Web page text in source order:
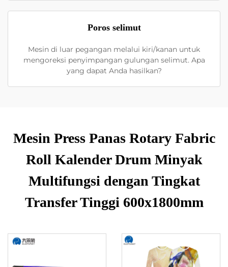
Poros selimut
Mesin di luar pegangan melalui kiri/kanan untuk
mengoreksi penyimpangan gulungan selimut. Apa
yang dapat Anda hasilkan?
Mesin Press Panas Rotary Fabric
Roll Kalender Drum Minyak
Multifungsi dengan Tingkat
Transfer Tinggi 600x1800mm